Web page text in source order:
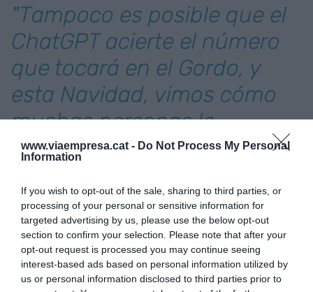
www.viaempresa.cat - Do Not Process My Personal
Information
If you wish to opt-out of the sale, sharing to third parties, or
processing of your personal or sensitive information for
targeted advertising by us, please use the below opt-out
section to confirm your selection. Please note that after your
opt-out request is processed you may continue seeing
interest-based ads based on personal information utilized by
us or personal information disclosed to third parties prior to
"Tampoco es posible que el
ChatGPT acierte el número
que tocará en el Gordo, y
esta Navidad, vimos cómo
muchas personas le
consultaron"
Un ejemplo más, antes de irme a las conclusiones.
Este enero el expresidente de la Real Federación
Española de Fútbol,Luis Rubiales -
desgraciadamente conocido por todos-
publicó en su cuenta de X (Twitter) que había
conseguido vender toda su colección de NFT en